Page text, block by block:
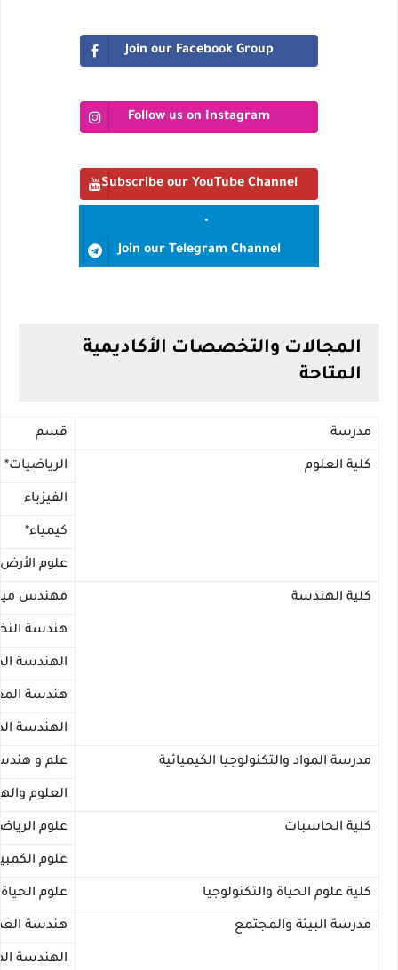
Join our Facebook Group
Follow us on Instagram
Subscribe our YouTube Channel
Join our Telegram Channel
المجالات والتخصصات الأكاديمية
المتاحة
مدرسة قسم
كلية العلوم الرياضيات*
الفيزياء
كيمياء*
علوم
كلية الهندسة مهندس
هندسة
الهندسة
هندسة
الهندسة
مدرسة المواد والتكنولوجيا الكيميائية علم و
العلوم
كلية الحاسبات علوم
علوم
كلية علوم الحياة والتكنولوجيا علوم
مدرسة البيئة والمجتمع هندسة
الهندسة